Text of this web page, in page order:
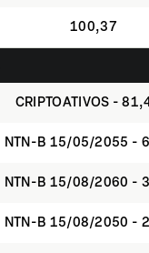
100,37
CRIPTOATIVOS -
NTN-B 15/05/2055 -
NTN-B 15/08/2060 -
NTN-B 15/08/2050 -